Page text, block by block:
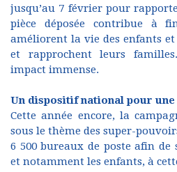
jusqu’au 7 février pour
pièce déposée contribue à
améliorent la vie des enfants et
et rapprochent leurs
impact immense.
Un dispositif national pour
Cette année encore, la
sous le thème des super-
6 500 bureaux de poste afin
et notamment les enfants, à